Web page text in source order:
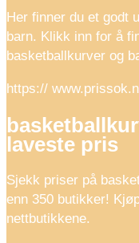
Her finner du et godt
barn. Klikk inn for å
basketballkurver og
https://
laveste pris
Sjekk priser på
enn 350 butikker!
nettbutikkene.